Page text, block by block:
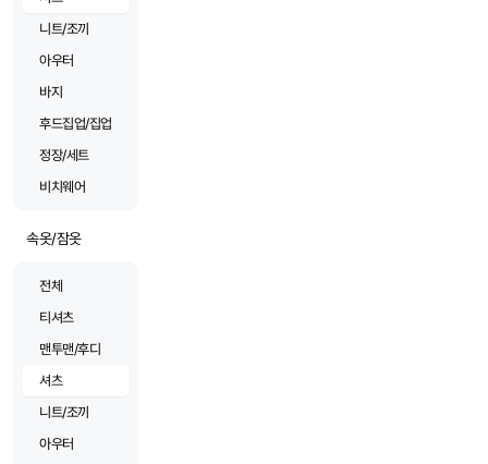
니트/조끼
아우터
바지
후드집업/집업
정장/세트
비치웨어
속옷/잠옷
전체
티셔츠
맨투맨/후디
셔츠
니트/조끼
아우터